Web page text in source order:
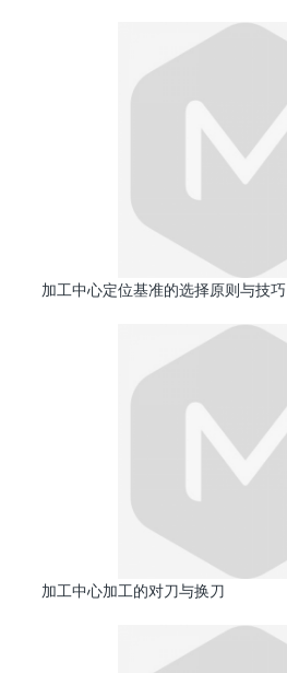
加工中心定位基准的选择原则与技巧
加工中心加工的对刀与换刀